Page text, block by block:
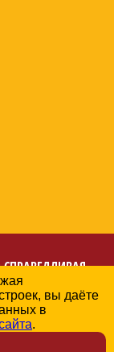
СПРАВЕДЛИВАЯ
области
данных
вы даёте
в
.